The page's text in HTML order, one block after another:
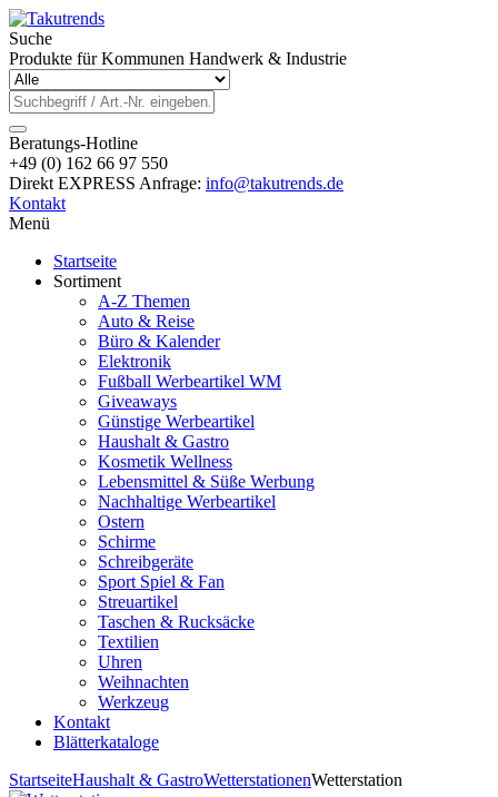
Suche
Produkte für Kommunen Handwerk & Industrie
Beratungs-Hotline
+49 (0) 162 66 97 550
Direkt EXPRESS Anfrage: info@takutrends.de
Kontakt
Menü
Startseite
Sortiment
A-Z Themen
Auto & Reise
Büro & Kalender
Elektronik
Fußball Werbeartikel WM
Giveaways
Günstige Werbeartikel
Haushalt & Gastro
Kosmetik Wellness
Lebensmittel & Süße Werbung
Nachhaltige Werbeartikel
Ostern
Schirme
Schreibgeräte
Sport Spiel & Fan
Streuartikel
Taschen & Rucksäcke
Textilien
Uhren
Weihnachten
Werkzeug
Kontakt
Blätterkataloge
StartseiteHaushalt & GastroWetterstationenWetterstation